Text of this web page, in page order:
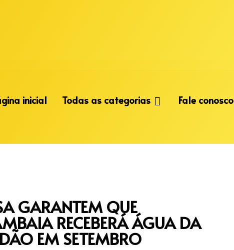
inicial Todas as categorias Fale conosco
GARANTEM QUE
RECEBERÁ ÁGUA DA
EM SETEMBRO